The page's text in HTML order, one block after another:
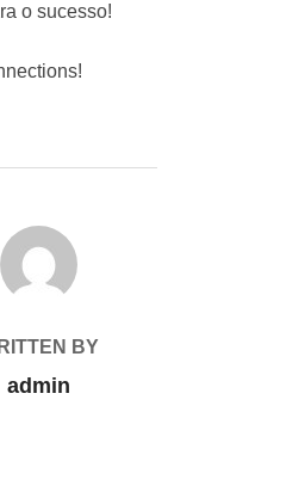
o sucesso!
AUTHOR
BY
admin